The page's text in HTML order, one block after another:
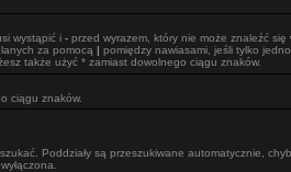
wystąpić i - przed wyrazem, który nie może znaleźć się
za pomocą | pomiędzy nawiasami, jeśli tylko
także użyć * zamiast dowolnego ciągu znaków.
ciągu znaków.
Poddziały są przeszukiwane automatycznie,